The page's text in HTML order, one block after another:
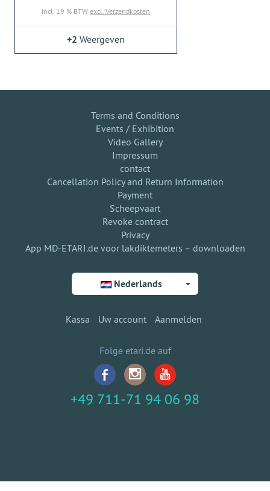
incl. 19 % BTW excl. Verzendkosten
+2 Weergeven
Terms and Conditions
Events / Exhibition
Video Gallery
Impressum
contact
Cancellation Policy and Return Information
Payment
Scheepvaart
Revoke contract
Privacy
App MD-ETARI.de voor lakdiktemeters – downloaden
Nederlands
Kassa Uw account Aanmelden
Folge etari.de auf
+49 711-71 94 06 98